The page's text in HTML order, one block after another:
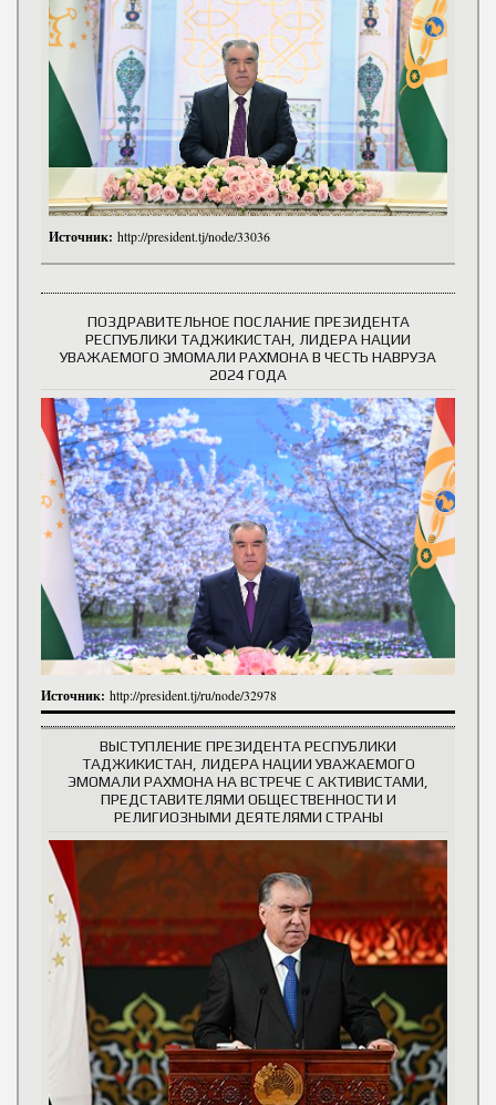
Источник: http://president.tj/node/33036
ПОЗДРАВИТЕЛЬНОЕ ПОСЛАНИЕ ПРЕЗИДЕНТА
РЕСПУБЛИКИ ТАДЖИКИСТАН, ЛИДЕРА НАЦИИ
УВАЖАЕМОГО ЭМОМАЛИ РАХМОНА В ЧЕСТЬ НАВРУЗА
2024 ГОДА
Источник: http://president.tj/ru/node/32978
ВЫСТУПЛЕНИЕ ПРЕЗИДЕНТА РЕСПУБЛИКИ
ТАДЖИКИСТАН, ЛИДЕРА НАЦИИ УВАЖАЕМОГО
ЭМОМАЛИ РАХМОНА НА ВСТРЕЧЕ С АКТИВИСТАМИ,
ПРЕДСТАВИТЕЛЯМИ ОБЩЕСТВЕННОСТИ И
РЕЛИГИОЗНЫМИ ДЕЯТЕЛЯМИ СТРАНЫ